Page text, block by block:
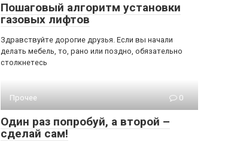
Пошаговый алгоритм установки
газовых лифтов
Здравствуйте дорогие друзья. Если вы начали
делать мебель, то, рано или поздно, обязательно
столкнетесь
Прочее 0
Один раз попробуй, а второй –
сделай сам!